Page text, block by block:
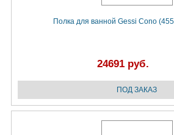
Полка для ванной Gessi Cono
24691 руб.